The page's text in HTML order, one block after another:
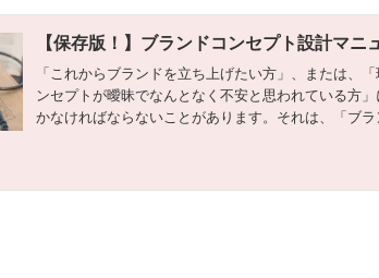
【保存版！】ブランドコンセプト設計マニ
「これからブランドを立ち上げたい方」、または、
ンセプトが曖昧でなんとなく不安と思われている方
かなければならないことがあります。それは、「ブ